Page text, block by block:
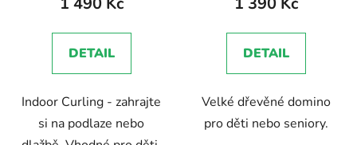
DETAIL
Indoor Curling - zahrajte
si na podlaze nebo
5,0
z
hvězdiček.
DETAIL
Velké dřevěné domino
pro děti nebo seniory.